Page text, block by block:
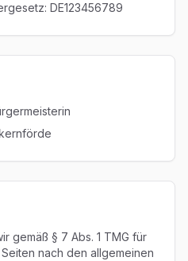
DE123456789
gemäß § 7 Abs. 1 TMG für
nach den allgemeinen